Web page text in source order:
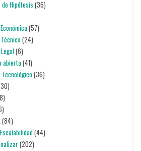
de Hipótesis (36)
(57)
(24)
(6)
abierta(41)
(36)
(84)
(44)
(202)